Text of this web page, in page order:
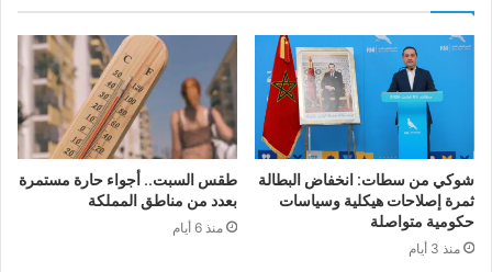
شوكي من سطات: انخفاض البطالة
ثمرة إصلاحات هيكلية وسياسات
حكومية متواصلة
منذ 3 أيام
طقس السبت.. أجواء حارة مستمرة
بعدد من مناطق المملكة
منذ 6 أيام